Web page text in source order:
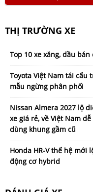
THỊ TRƯỜNG XE
Top 10 xe xăng, dầu
Toyota Việt Nam tái cấu
mẫu ngừng phân phối
Nissan Almera 2027 lộ
xe giá rẻ, về Việt Nam
dùng khung gầm cũ
Honda HR-V thế hệ mới
động cơ hybrid